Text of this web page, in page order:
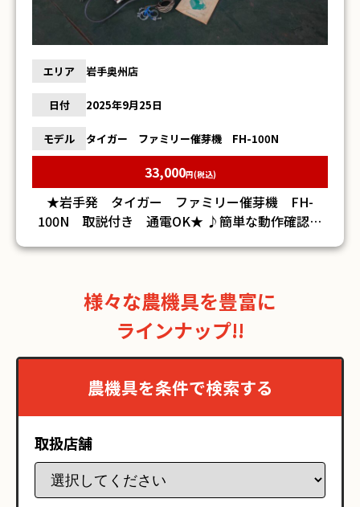
エリア 岩手奥州店
日付 2025年9月25日
モデル タイガー ファミリー催芽機 FH-100N
33,000円(税込)
★岩手発 タイガー ファミリー催芽機 FH-
100N 取説付き 通電OK★ ♪簡単な動作確認済
のお渡しです。整備、清掃などは行っておりませ
で 記載内容以外にて不具合等有る場合もございま
す。 トラブル防止のため、ご購入前に現物確認を
お勧めします。現物確認をせず購入された場合のク
レーム・返金・返品はお受けできません。ご容赦願
様々な農機具を豊富に
ラインナップ!!
農機具を条件で検索する
取扱店舗